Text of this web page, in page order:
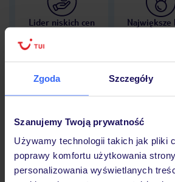
Zgoda Szczegóły
Szanujemy Twoją prywatność
Używamy technologii takich jak pliki
poprawy komfortu użytkowania
personalizowania wyświetlanych
Lider niskich cen
Największe
Opinie